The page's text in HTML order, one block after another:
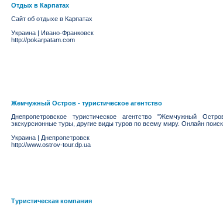
Отдых в Карпатах
Сайт об отдыхе в Карпатах
Украина | Ивано-Франковск
http://pokarpatam.com
Жемчужный Остров - туристическое агентство
Днепропетровское туристическое агентство "Жемчужный
экскурсионные туры, другие виды туров по всему миру. Онлайн поиск
Украина | Днепропетровск
http://www.ostrov-tour.dp.ua
Туристическая компания